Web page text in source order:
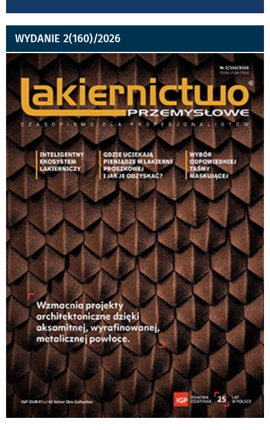
WYDANIE 2(160)/2026